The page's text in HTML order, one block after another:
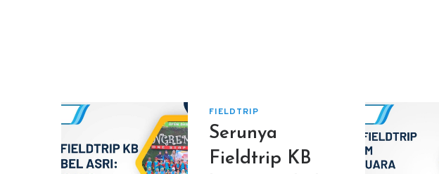
FIELDTRIP
Serunya
Fieldtrip KB